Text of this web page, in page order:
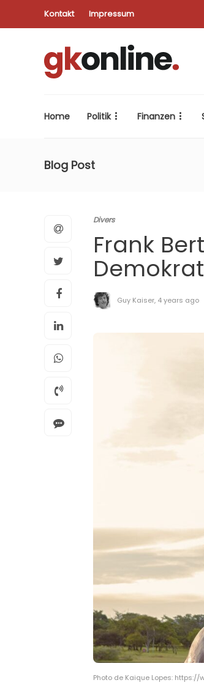
Kontakt Impressum
Home Politik Finanzen
Blog Post
Divers
Frank
Guy Kaiser, 4 years ago
Photo de Kaique Lopes: